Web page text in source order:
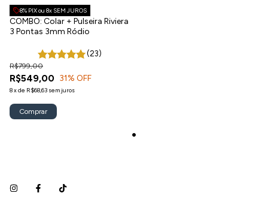
8% PIX ou 8x SEM JUROS
COMBO: Colar + Pulseira Riviera
3 Pontas 3mm Ródio
(23)
R$549,00
R$799,00
31% OFF
8xde R$68,63 sem juros
Comprar